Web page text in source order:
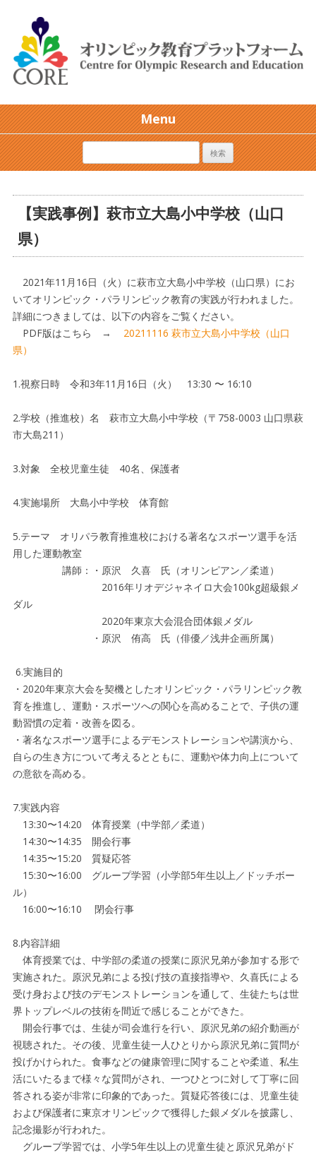
Menu
【実践事例】萩市立大島小中学校（山口
県）
2021年11月16日（火）に萩市立大島小中学校（山口県）にお
いてオリンピック・パラリンピック教育の実践が行われました。
詳細につきましては、以下の内容をご覧ください。
PDF版はこちら →
20211116 萩市立大島小中学校（山口
県）
1.視察日時 令和3年11月16日（火） 13:30 〜 16:10
2.学校（推進校）名 萩市立大島小中学校（〒758-0003 山口県萩
市大島211）
3.対象 全校児童生徒 40名、保護者
4.実施場所 大島小中学校 体育館
5.テーマ オリパラ教育推進校における著名なスポーツ選手を活
用した運動教室
講師：・原沢 久喜 氏（オリンピアン／柔道）
2016年リオデジャネイロ大会100kg超級銀メ
ダル
2020年東京大会混合団体銀メダル
・原沢 侑高 氏（俳優／浅井企画所属）
6.実施目的
・2020年東京大会を契機としたオリンピック・パラリンピック教
育を推進し、運動・スポーツへの関心を高めることで、子供の運
動習慣の定着・改善を図る。
・著名なスポーツ選手によるデモンストレーションや講演から、
自らの生き方について考えるとともに、運動や体力向上について
の意欲を高める。
7.実践内容
13:30〜14:20 体育授業（中学部／柔道）
14:30〜14:35 開会行事
14:35〜15:20 質疑応答
15:30〜16:00 グループ学習（小学部5年生以上／ドッチボー
ル）
16:00〜16:10 閉会行事
8.内容詳細
体育授業では、中学部の柔道の授業に原沢兄弟が参加する形で
実施された。原沢兄弟による投げ技の直接指導や、久喜氏による
受け身および技のデモンストレーションを通して、生徒たちは世
界トップレベルの技術を間近で感じることができた。
開会行事では、生徒が司会進行を行い、原沢兄弟の紹介動画が
視聴された。その後、児童生徒一人ひとりから原沢兄弟に質問が
投げかけられた。食事などの健康管理に関することや柔道、私生
活にいたるまで様々な質問がされ、一つひとつに対して丁寧に回
答される姿が非常に印象的であった。質疑応答後には、児童生徒
および保護者に東京オリンピックで獲得した銀メダルを披露し、
記念撮影が行われた。
グループ学習では、小学5年生以上の児童生徒と原沢兄弟がド